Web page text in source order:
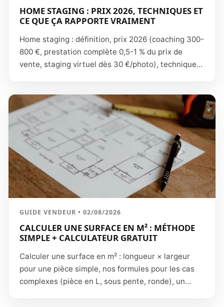
HOME STAGING : PRIX 2026, TECHNIQUES ET
CE QUE ÇA RAPPORTE VRAIMENT
Home staging : définition, prix 2026 (coaching 300-
800 €, prestation complète 0,5-1 % du prix de
vente, staging virtuel dès 30 €/photo), techniques
GUIDE VENDEUR • 02/08/2026
CALCULER UNE SURFACE EN M² : MÉTHODE
SIMPLE + CALCULATEUR GRATUIT
Calculer une surface en m² : longueur × largeur
pour une pièce simple, nos formules pour les cas
complexes (pièce en L, sous pente, ronde), un